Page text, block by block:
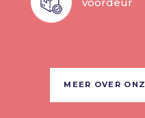
MEER OVER